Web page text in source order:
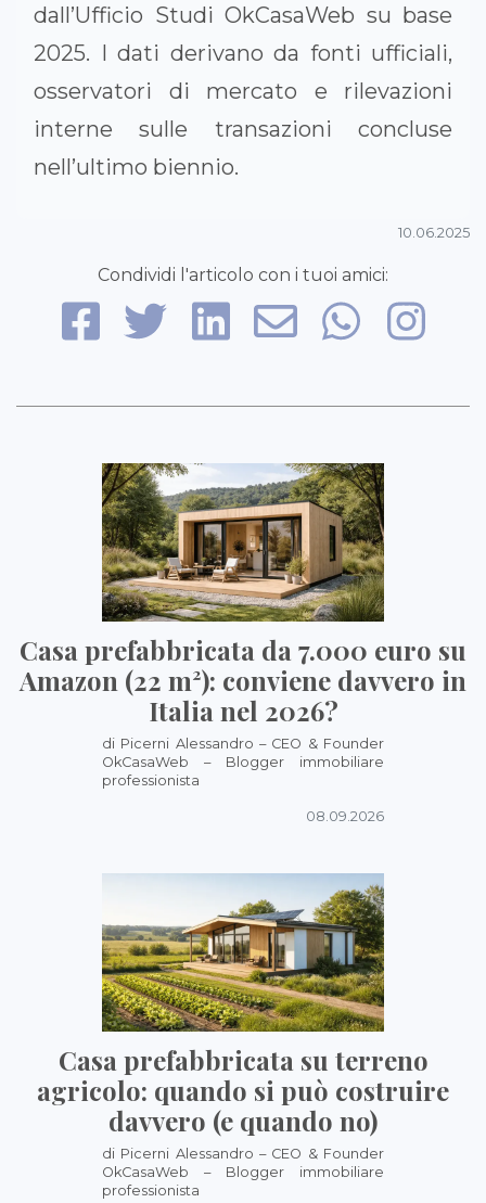
dall’Ufficio Studi OkCasaWeb su base
2025. I dati derivano da fonti ufficiali,
osservatori di mercato e rilevazioni
interne sulle transazioni concluse
nell’ultimo biennio.
10.06.2025
Condividi l'articolo con i tuoi amici:
Casa prefabbricata da 7.000 euro su
Amazon (22 m²): conviene davvero in
Italia nel 2026?
di Picerni Alessandro – CEO & Founder
OkCasaWeb – Blogger immobiliare
professionista
08.09.2026
Casa prefabbricata su terreno
agricolo: quando si può costruire
davvero (e quando no)
di Picerni Alessandro – CEO & Founder
OkCasaWeb – Blogger immobiliare
professionista